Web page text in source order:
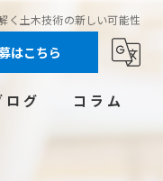
く土木技術の新しい可能性
はこちら
ログ コラム